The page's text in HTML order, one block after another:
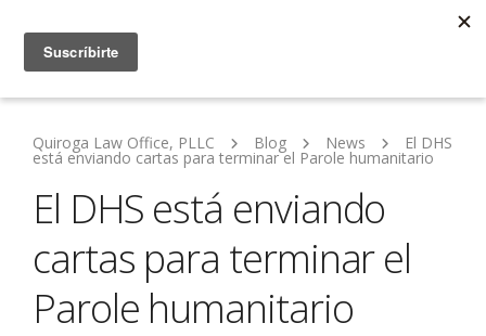
Quiroga Law Office, PLLC Blog News El DHS
está enviando cartas para terminar el Parole humanitario
El DHS está enviando
cartas para terminar el
Parole humanitario